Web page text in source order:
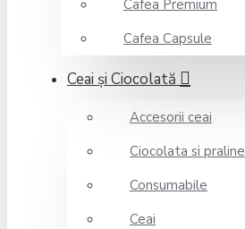
Cafea Premium
Cafea Capsule
Ceai şi Ciocolată
Accesorii ceai
Ciocolata si praline
Consumabile
Ceai